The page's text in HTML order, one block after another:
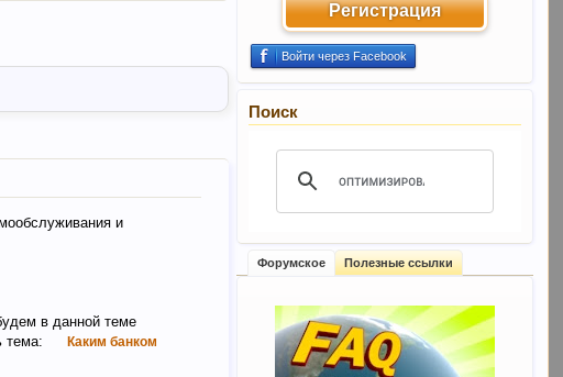
и
в данной теме
тема:
Каким банком
Регистрация
Войти через Facebook
Поиск
Форумское Полезные ссылки